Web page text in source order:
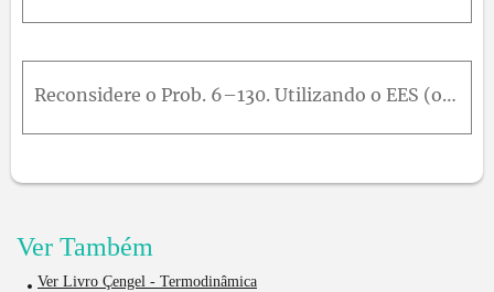
Reconsidere o Prob. 6–130. Utilizando o EES (ou outro programa), investigue o efeito do trabalho líquido produzido pelo ciclo sobre a temperatura necessária para o vapor de água durante o processo de
Ver Também
Ver Livro Çengel - Termodinâmica